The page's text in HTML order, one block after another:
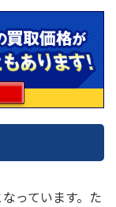
っています。た